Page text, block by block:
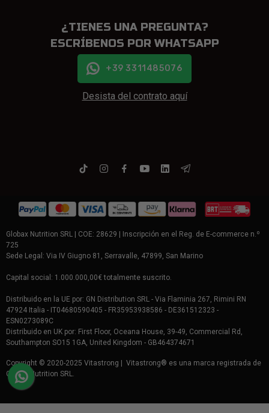
¿TIENES UNA PREGUNTA?
ESCRÍBENOS POR WHATSAPP
+39 3311485076
Desista del contrato aquí
Globax Nutrition SRL | COE: 28629 | Inscripción en el Reg. de E-commerce n.º
725
Sede Legal: Via IV Giugno 81, Serravalle, 47899, San Marino
Capital social: 1.000.000,00€ totalmente suscrito.
Distribuido en la UE por: GN Distribution SRL - Via Flaminia 267, Rimini RN
47924 Italia - IT04680590405 - FR35953938586 - DE361512323 -
ESN0273089C
Distribuido en UK por: First Floor, Oceana House, 39-49, Commercial Rd,
Southampton SO15 1GA, United Kingdom - GB464374671
Copyright © 2020-2025 Vitastrong | Vitastrong® es una marca registrada de
Globax Nutrition SRL.